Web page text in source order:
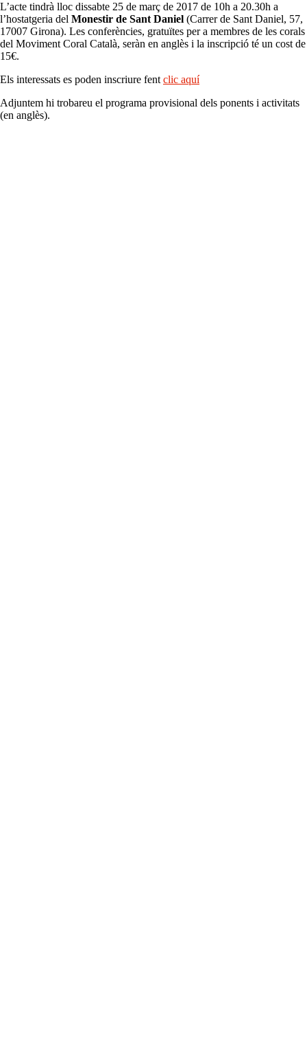
L’acte tindrà lloc dissabte 25 de març de 2017 de 10h a 20.30h a
l’hostatgeria del Monestir de Sant Daniel (Carrer de Sant Daniel, 57,
17007 Girona). Les conferències, gratuïtes per a membres de les corals
del Moviment Coral Català, seràn en anglès i la inscripció té un cost de
15€.
Els interessats es poden inscriure fentclic aquí
Adjuntem hi trobareu el programa provisional dels ponents i activitats
(en anglès).